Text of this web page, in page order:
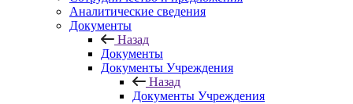
Аналитические сведения
Документы
Назад
Документы
Документы Учреждения
Назад
Документы Учреждения